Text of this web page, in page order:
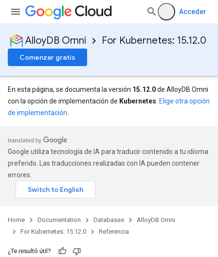
Acceder
AlloyDB Omni For Kubernetes: 15.12.0
Comenzar gratis
En esta página, se documenta la versión 15.12.0de AlloyDB Omni
con la opción de implementación de Kubernetes Elige otra opción
de implementación
Google utiliza tecnología de IA para traducir contenido a tu idioma
preferido. Las traducciones realizadas con IA pueden contener
errores.
Home Documentation Databases
AlloyDB Omni
For Kubernetes: 15.12.0
Referencia
¿Te resultó útil?